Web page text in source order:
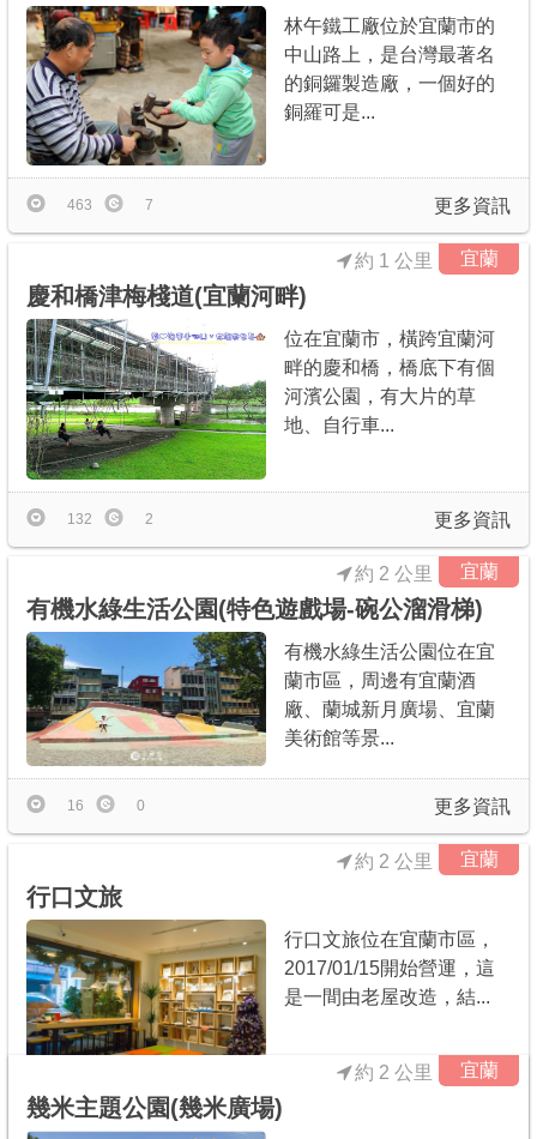
林午鐵工廠位於宜蘭市的
中山路上，是台灣最著名
的銅鑼製造廠，一個好的
銅羅可是...
更多資訊
463 7
宜蘭
慶和橋津梅棧道(宜蘭河畔)
約 1 公里
位在宜蘭市，橫跨宜蘭河
畔的慶和橋，橋底下有個
河濱公園，有大片的草
地、自行車...
更多資訊
132 2
宜蘭
有機水綠生活公園(特色遊戲場-碗公溜滑梯)
約 2 公里
有機水綠生活公園位在宜
蘭市區，周邊有宜蘭酒
廠、蘭城新月廣場、宜蘭
美術館等景...
更多資訊
16 0
宜蘭
行口文旅
約 2 公里
行口文旅位在宜蘭市區，
2017/01/15開始營運，這
是一間由老屋改造，結...
1 0
宜蘭
幾米主題公園(幾米廣場)
約 2 公里